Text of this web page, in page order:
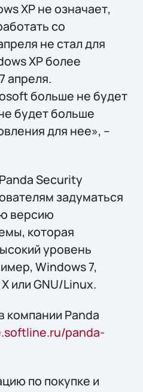
XP не означает,
со
не стал для
XP более
апреля.
больше не будет
будет больше
для нее», –
Security
задуматься
версию
которая
уровень
Windows 7,
или GNU/Linux.
компании Panda
panda-
по покупке и